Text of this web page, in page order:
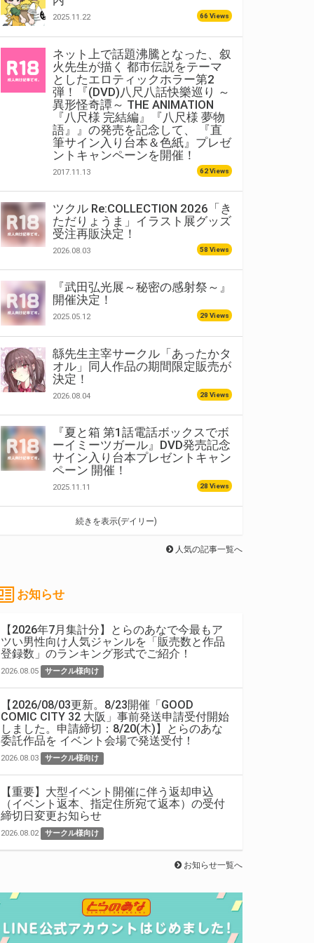
2025.11.22 66 Views
ネット上で話題沸騰となった、叙
火先生が描く 都市伝説をテーマ
としたエロティックホラー第2
弾！『(DVD)八尺八話快樂巡り ～
異形怪奇譚～ THE ANIMATION
『八尺様 完結編』『八尺様 夢物
語』』の発売を記念して、 『直
筆サイン入り台本＆色紙』プレゼ
ントキャンペーンを開催！
2017.11.13 62 Views
ツクル Re:COLLECTION 2026「き
ただりょうま」イラスト展グッズ
受注再販決定！
2026.08.03 58 Views
『武田弘光展～秘密の感射祭～』
開催決定！
2025.05.12 29 Views
緜先生主宰サークル「あったかタ
オル」同人作品の期間限定販売が
決定！
2026.08.04 28 Views
『夏と箱 第1話電話ボックスでボ
ーイミーツガール』DVD発売記念
サイン入り台本プレゼントキャン
ペーン 開催！
2025.11.11 28 Views
続きを表示(デイリー)
人気の記事一覧へ
お知らせ
【2026年7月集計分】とらのあなで今最もア
ツい男性向け人気ジャンルを「販売数と作品
登録数」のランキング形式でご紹介！
2026.08.05 サークル様向け
【2026/08/03更新。8/23開催「GOOD
COMIC CITY 32 大阪」事前発送申請受付開始
しました。申請締切：8/20(木)】とらのあな
委託作品を イベント会場で発送受付！
2026.08.03 サークル様向け
【重要】大型イベント開催に伴う返却申込
（イベント返本、指定住所宛て返本）の受付
締切日変更お知らせ
2026.08.02 サークル様向け
お知らせ一覧へ